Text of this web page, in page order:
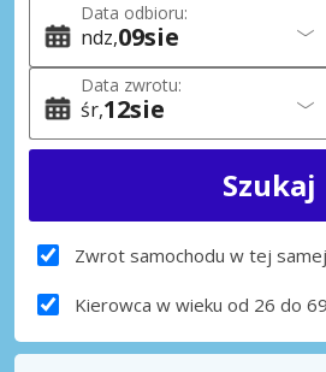
Data odbioru:
ndz 09sie
Data zwrotu:
śr 12sie
Zwrot samochodu w tej
Kierowca w wieku od 26 do